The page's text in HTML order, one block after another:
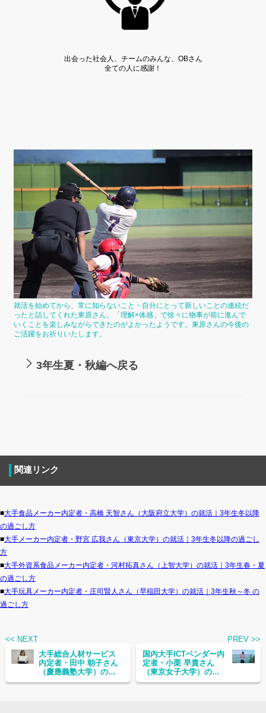
出会った社会人、チームのみんな、OBさん
全ての人に感謝！
就活を始めてから、常に知らないこと・自分にとって新しいことの連続だ
ったと話してくれた東原さん。「理解×体感」で徐々に物事が前に進んで
いくことを楽しみながらできたのがよかったようです。東原さんの今後の
ご活躍をお祈りいたします。
3年生夏・秋編へ戻る
関連リンク
■大手食品メーカー内定者・高橋 天智さん（大阪府立大学）の就活｜3年生冬以降
の過ごし方
■大手メーカー内定者・野宮 広我さん（東京大学）の就活｜3年生冬以降の過ごし
方
■大手外資系食品メーカー内定者・河村拓真さん（上智大学）の就活｜3年生春・夏
の過ごし方
■大手玩具メーカー内定者・庄司賢人さん（早稲田大学）の就活｜3年生秋～冬 の
過ごし方
<< NEXT
大手総合人材サービス
内定者・田中 朝子さん
（慶應義塾大学）の就
活｜3年生秋以降の過ご
PREV >>
国内大手ICTベンダー内
定者・小栗 早貴さん
（東京女子大学）の就
活｜3年生秋～春の過ご